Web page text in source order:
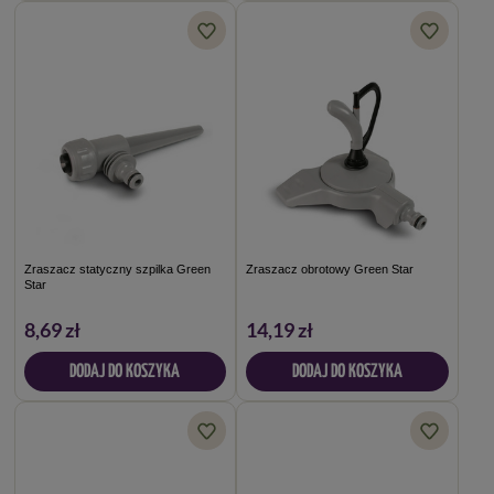
Zraszacz statyczny szpilka Green
Star
8,69 zł
DODAJ DO KOSZYKA
Zraszacz obrotowy Green Star
14,19 zł
DODAJ DO KOSZYKA